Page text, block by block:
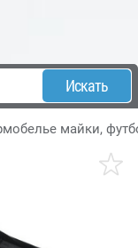
Искать
майки,